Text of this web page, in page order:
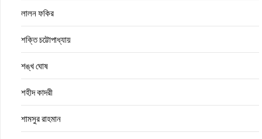
লালন ফকির
শক্তি চট্টোপাধ্যায়
শঙ্খ ঘোষ
শহীদ কাদরী
শামসুর রাহমান